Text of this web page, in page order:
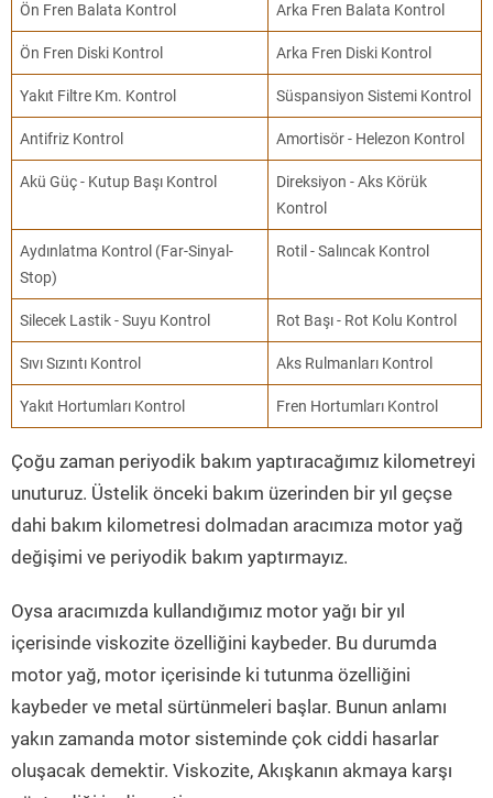
Ön Fren Balata Kontrol Arka Fren Balata Kontrol
Ön Fren Diski Kontrol Arka Fren Diski Kontrol
Yakıt Filtre Km. Kontrol Süspansiyon Sistemi Kontrol
Antifriz Kontrol Amortisör - Helezon Kontrol
Akü Güç - Kutup Başı Kontrol
Direksiyon - Aks Körük
Kontrol
Aydınlatma Kontrol (Far-Sinyal-
Stop)
Rotil - Salıncak Kontrol
Silecek Lastik - Suyu Kontrol Rot Başı - Rot Kolu Kontrol
Sıvı Sızıntı Kontrol Aks Rulmanları Kontrol
Yakıt Hortumları Kontrol Fren Hortumları Kontrol
Çoğu zaman periyodik bakım yaptıracağımız kilometreyi
unuturuz. Üstelik önceki bakım üzerinden bir yıl geçse
dahi bakım kilometresi dolmadan aracımıza motor yağ
değişimi ve periyodik bakım yaptırmayız.
Oysa aracımızda kullandığımız motor yağı bir yıl
içerisinde viskozite özelliğini kaybeder. Bu durumda
motor yağ, motor içerisinde ki tutunma özelliğini
kaybeder ve metal sürtünmeleri başlar. Bunun anlamı
yakın zamanda motor sisteminde çok ciddi hasarlar
oluşacak demektir. Viskozite, Akışkanın akmaya karşı